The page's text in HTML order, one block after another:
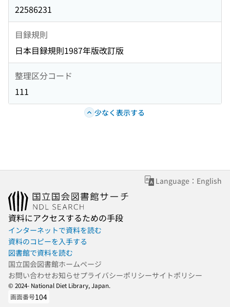
22586231
目録規則
日本目録規則1987年版改訂版
整理区分コード
111
少なく表示する
Language：English
資料にアクセスするための手段
インターネットで資料を読む
資料のコピーを入手する
図書館で資料を読む
国立国会図書館ホームページ
お問い合わせお知らせプライバシーポリシーサイトポリシー
© 2024- National Diet Library, Japan.
画面番号104